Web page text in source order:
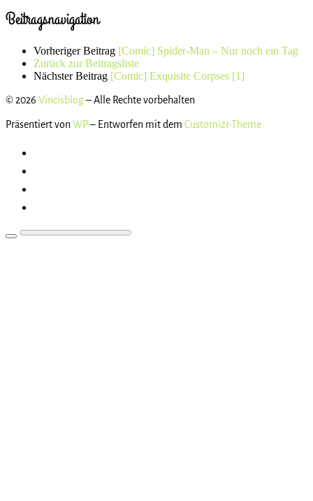
Beitragsnavigation
Vorheriger Beitrag [Comic] Spider-Man – Nur noch ein Tag
Zurück zur Beitragsliste
Nächster Beitrag [Comic] Exquisite Corpses [1]
© 2026 Vincisblog– Alle Rechte vorbehalten
Präsentiert von WP– Entworfen mit dem Customizr-Theme